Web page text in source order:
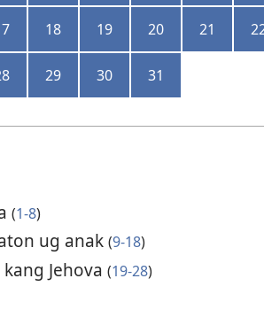
18 19 20 21
29 30 31
(1-8)
ug anak (9-18)
Jehova (19-28)